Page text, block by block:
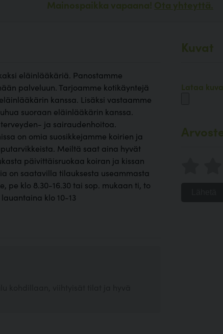
Mainospaikka vapaana! Ota yhteyttä.
eläinlääkäriä. Panostamme
palveluun. Tarjoamme kotikäyntejä
kanssa. Lisäksi vastaamme
suoraan eläinlääkärin kanssa.
ja sairaudenhoitoa.
on omia suosikkejamme koirien ja
Meiltä saat aina hyvät
päivittäisruokaa koiran ja kissan
on saatavilla tilauksesta useammasta
pe klo 8.30-16.30 tai sop. mukaan ti, to
klo 10-13
Kuvat
Lataa kuva